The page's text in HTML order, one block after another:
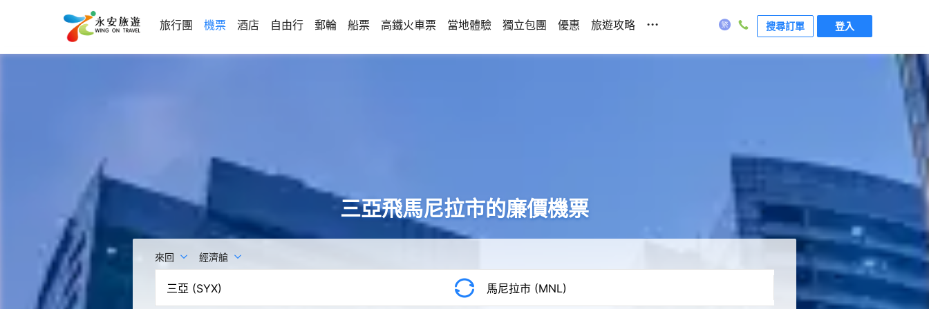
旅行團 機票 酒店 自由行 郵輪 船票 高鐵火車票 當地體驗 獨立包團 優惠 旅遊攻略 ... 搜尋訂單 登入
三亞飛馬尼拉市的廉價機票
來回 經濟艙